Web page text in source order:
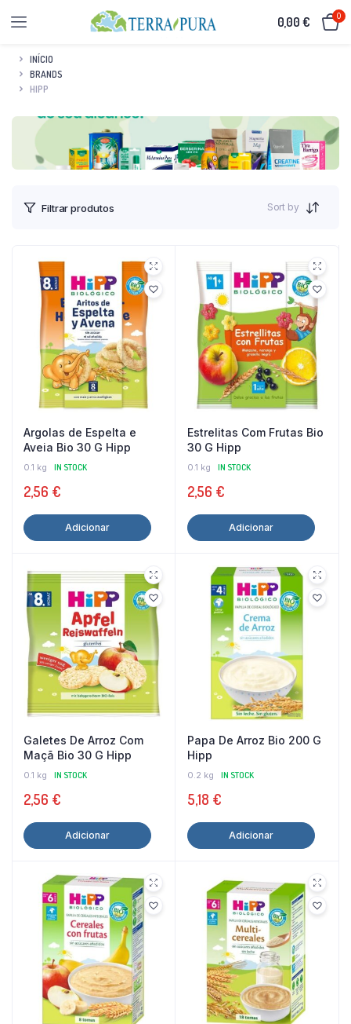
0,00€ 0
INÍCIO
BRANDS
HIPP
Filtrar produtos Sort by
Argolas de Espelta e
Aveia Bio 30 G Hipp
0.1 kg IN STOCK
2,56 €
Adicionar
Estrelitas Com Frutas Bio
30 G Hipp
0.1 kg IN STOCK
2,56 €
Adicionar
Galetes De Arroz Com
Maçã Bio 30 G Hipp
0.1 kg IN STOCK
2,56 €
Adicionar
Papa De Arroz Bio 200 G
Hipp
0.2 kg IN STOCK
5,18 €
Adicionar